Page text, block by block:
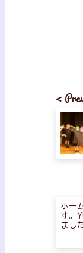
<
ホー
す。
まし